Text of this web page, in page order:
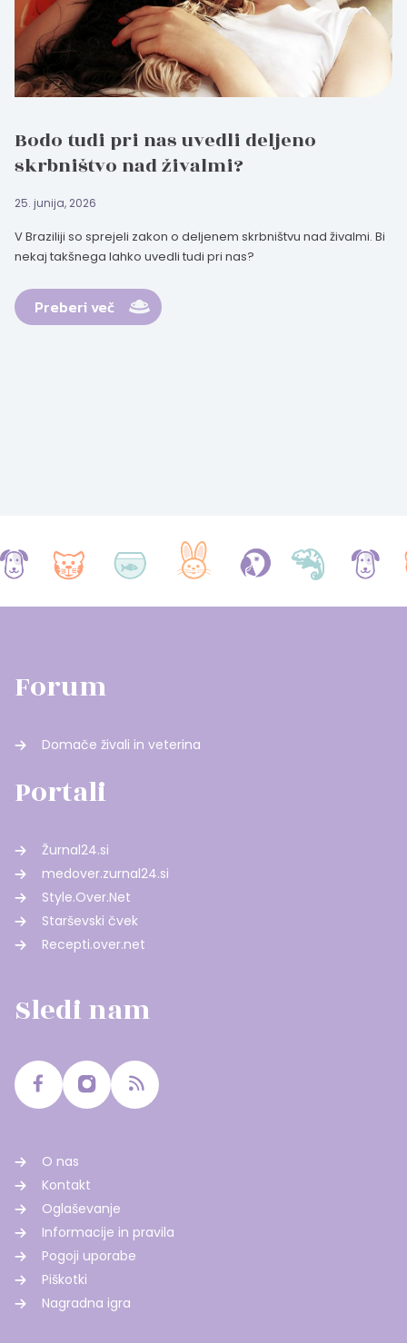
Bodo tudi pri nas uvedli deljeno
skrbništvo nad živalmi?
25. junija, 2026
V Braziliji so sprejeli zakon o deljenem skrbništvu nad živalmi. Bi
nekaj takšnega lahko uvedli tudi pri nas?
Preberi več
Forum
Domače živali in veterina
Portali
Žurnal24.si
medover.zurnal24.si
Style.Over.Net
Starševski čvek
Recepti.over.net
Sledi nam
O nas
Kontakt
Oglaševanje
Informacije in pravila
Pogoji uporabe
Piškotki
Nagradna igra